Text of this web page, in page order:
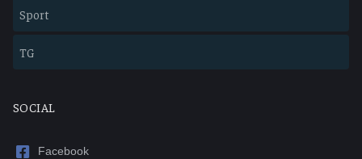
Sport
TG
SOCIAL
Facebook